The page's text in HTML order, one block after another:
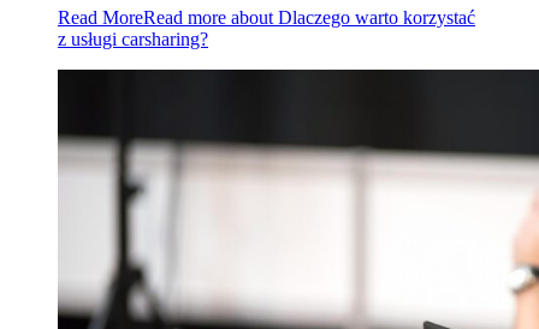
Read MoreRead more about Dlaczego warto korzystać
z usługi carsharing?